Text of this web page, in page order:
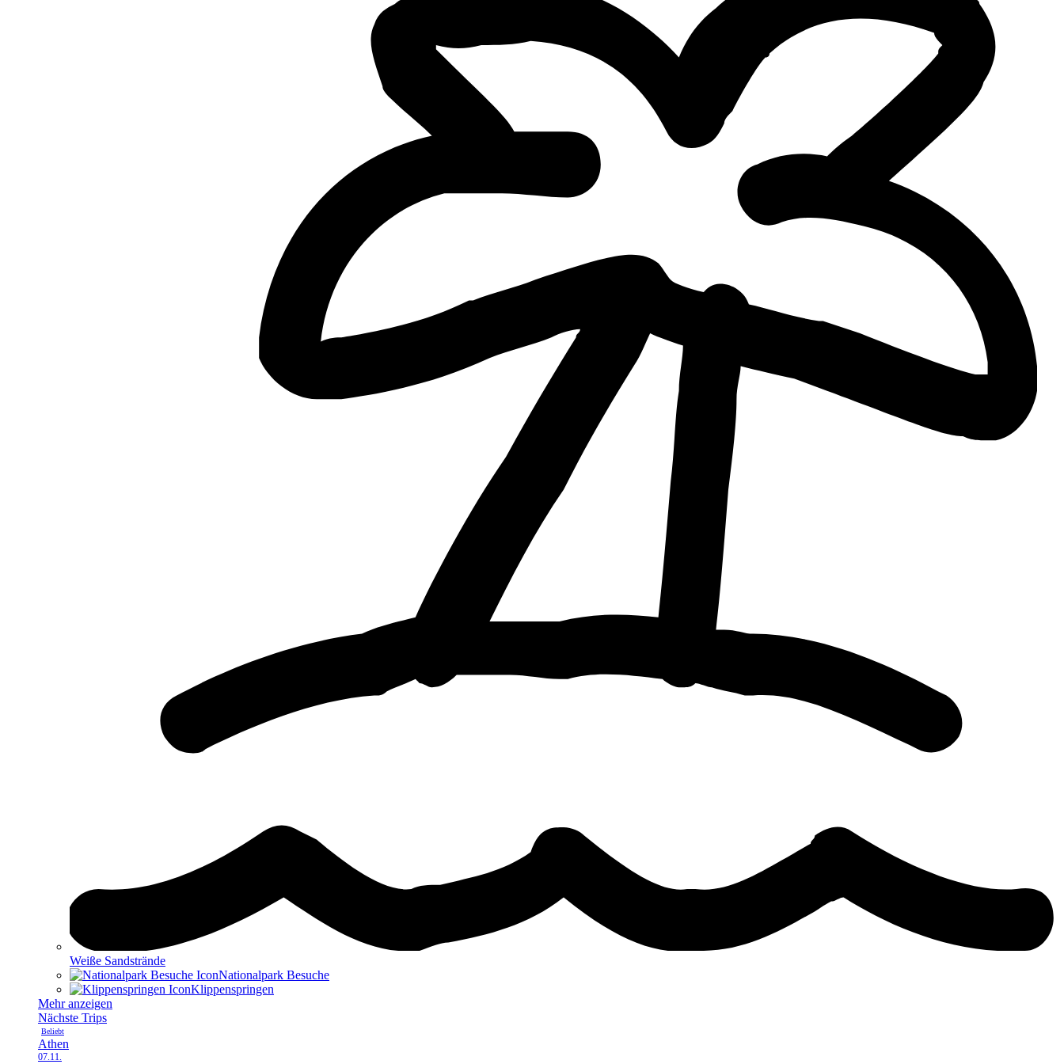
Weiße Sandstrände
Nationalpark Besuche
Klippen­springen
Mehr anzeigen
Nächste Trips
Beliebt
Athen
07.11.